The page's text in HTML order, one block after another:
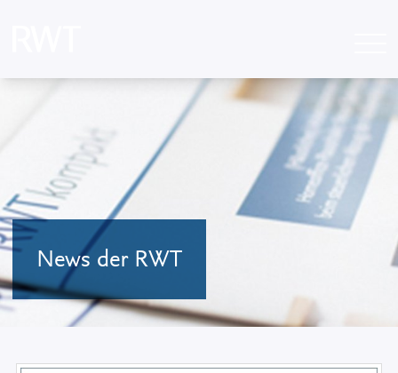
News der RWT